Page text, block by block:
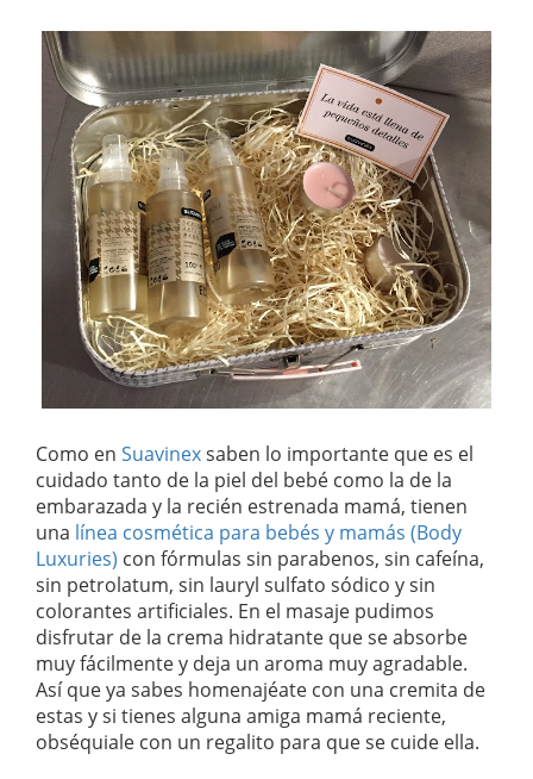
Como en Suavinexsaben lo importante que es el
cuidado tanto de la piel del bebé como la de la
embarazada y la recién estrenada mamá, tienen
una línea cosmética para bebés y mamás (Body
Luxuries) con fórmulas sin parabenos, sin cafeína,
sin petrolatum, sin lauryl sulfato sódico y sin
colorantes artificiales. En el masaje pudimos
disfrutar de la crema hidratante que se absorbe
muy fácilmente y deja un aroma muy agradable.
Así que ya sabes homenajéate con una cremita de
estas y si tienes alguna amiga mamá reciente,
obséquiale con un regalito para que se cuide ella.